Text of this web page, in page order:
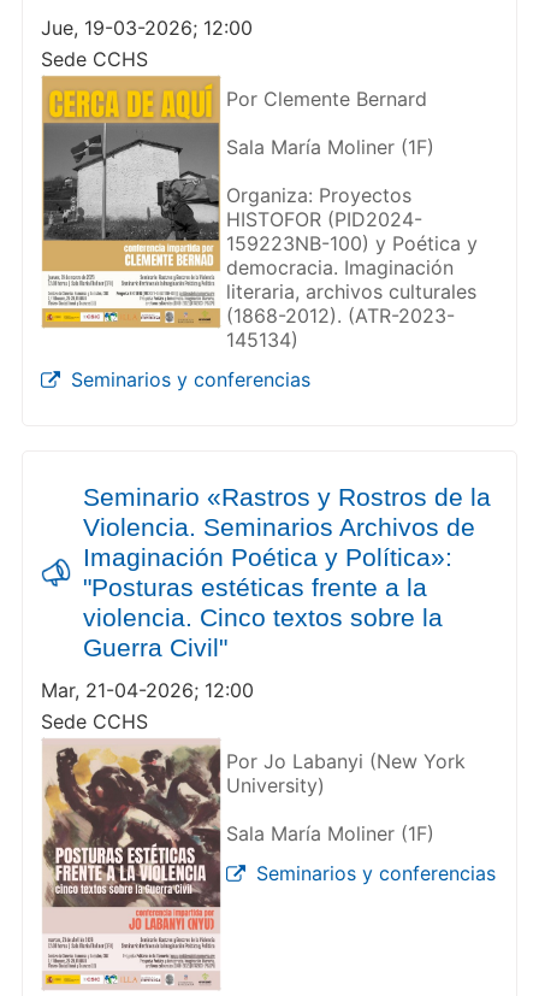
Jue, 19-03-2026; 12:00
Sede CCHS
Por Clemente Bernard
Sala María Moliner (1F)
Organiza: Proyectos
HISTOFOR (PID2024-
159223NB-100) y Poética y
democracia. Imaginación
literaria, archivos culturales
(1868-2012). (ATR-2023-
145134)
Seminarios y conferencias
Seminario «Rastros y Rostros de la
Violencia. Seminarios Archivos de
Imaginación Poética y Política»:
"Posturas estéticas frente a la
violencia. Cinco textos sobre la
Guerra Civil"
Mar, 21-04-2026; 12:00
Sede CCHS
Por Jo Labanyi (New York
University)
Sala María Moliner (1F)
Seminarios y conferencias